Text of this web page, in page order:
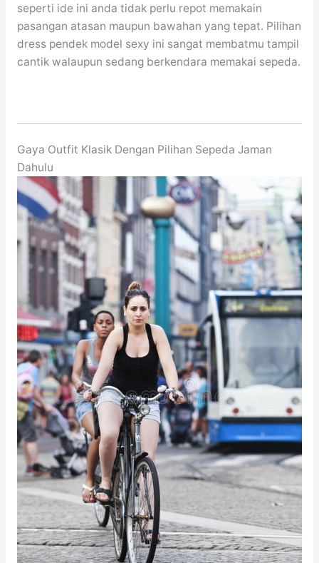
seperti ide ini anda tidak perlu repot memakain
pasangan atasan maupun bawahan yang tepat. Pilihan
dress pendek model sexy ini sangat membatmu tampil
cantik walaupun sedang berkendara memakai sepeda.
Gaya Outfit Klasik Dengan Pilihan Sepeda Jaman
Dahulu